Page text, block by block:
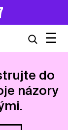
☰
do
názory